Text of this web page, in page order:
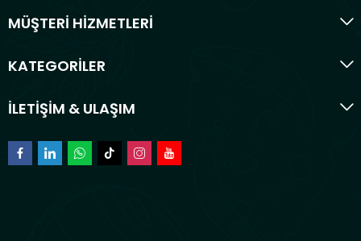
MÜŞTERİ HİZMETLERİ
KATEGORİLER
İLETİŞİM & ULAŞIM